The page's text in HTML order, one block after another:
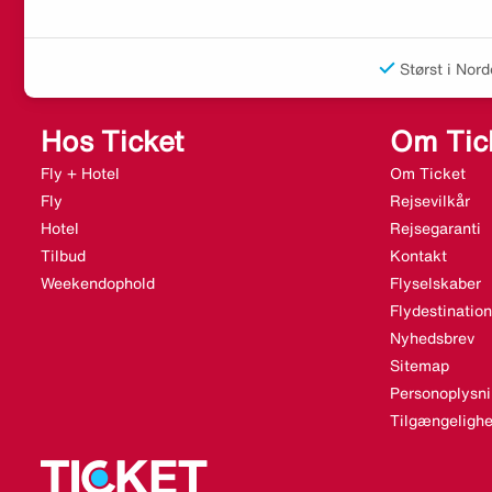
Størst i
Hos Ticket
Fly + Hotel
Fly
Hotel
Tilbud
Weekendophold
Om
Om Ticket
Rejsevilkår
Rejsegaranti
Kontakt
Flyselskaber
Nyhedsbrev
Sitemap